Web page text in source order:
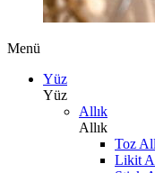
Menü
Yüz
Yüz
Allık
Allık
Toz
Likit